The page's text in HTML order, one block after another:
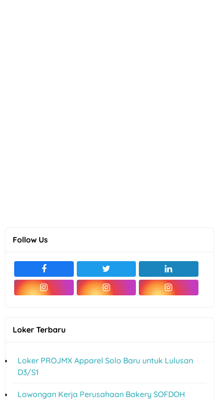
Follow Us
Loker Terbaru
Loker PROJMX Apparel Solo Baru untuk Lulusan
D3/S1
Lowongan Kerja Perusahaan Bakery SOFDOH